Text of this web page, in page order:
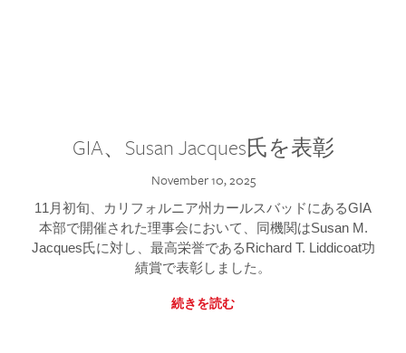
GIA、Susan Jacques氏を表彰
November 10, 2025
11月初旬、カリフォルニア州カールスバッドにあるGIA
本部で開催された理事会において、同機関はSusan M.
Jacques氏に対し、最高栄誉であるRichard T. Liddicoat功
績賞で表彰しました。
続きを読む